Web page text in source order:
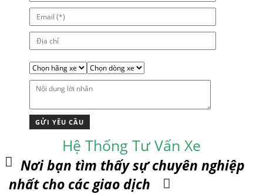
Hệ Thống Tư Vấn Xe
Nơi bạn tìm thấy sự chuyên nghiệp
nhất cho các giao dịch